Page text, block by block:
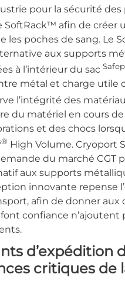
pour la sécurité des
SoftRack™ afin de créer
les poches de sang. Le
aux supports
à l’intérieur du sac
métal et charge utile
l’intégrité des
du matériel en cours
et des chocs
High Volume. Cryoport
du marché CGT
aux supports
innovante repense
afin de donner aux
confiance
d’expédition
critiques de